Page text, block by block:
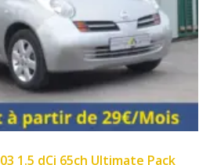
Fiat Panda II 2007 1.1 8v 54ch